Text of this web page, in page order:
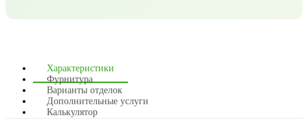
Характеристики
Фурнитура
Варианты отделок
Дополнительные услуги
Калькулятор